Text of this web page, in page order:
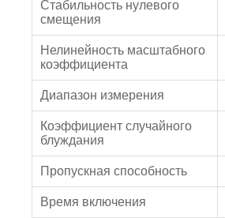
Стабильность нулевого
смещения
Нелинейность масштабного
коэффициента
Диапазон измерения
Коэффициент случайного
блуждания
Пропускная способность
Время включения